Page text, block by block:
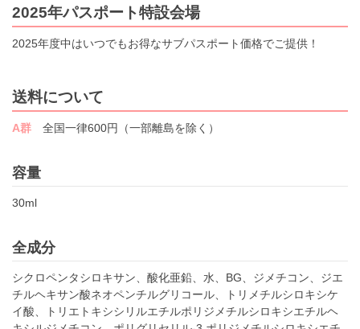
2025年パスポート特設会場
2025年度中はいつでもお得なサブパスポート価格でご提供！
送料について
A群 全国一律600円（一部離島を除く）
容量
30ml
全成分
シクロペンタシロキサン、酸化亜鉛、水、BG、ジメチコン、ジエ
チルヘキサン酸ネオペンチルグリコール、トリメチルシロキシケ
イ酸、トリエトキシシリルエチルポリジメチルシロキシエチルヘ